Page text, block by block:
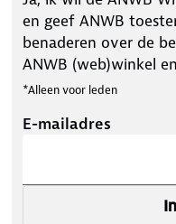
en geef ANWB
benaderen over de
ANWB (web)winkel
*Alleen voor leden
E-mailadres